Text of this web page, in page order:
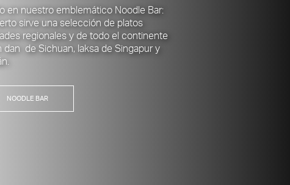
en nuestro emblemático Noodle Bar:
sirve una selección de platos
regionales y de todo el continente
dan de Sichuan, laksa de Singapur y
NOODLE BAR